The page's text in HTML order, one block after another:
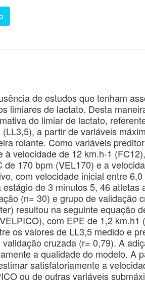
de estudos que tenham
limiares de lactato. Desta
do limiar de lactato,
a partir de variáveis
rolante. Como variáveis
velocidade de 12 km.h-1
170 bpm (VEL170) e a
com velocidade inicial entre
de 3 minutos 5, 46 atletas
(n= 30) e grupo de validação
resultou na seguinte equação
com EPE de 1,2 km.h1
os valores de LL3,5 medido e
cruzada (r= 0,79). A
a qualidade do modelo. A
satisfatoriamente a
ou de outras variáveis